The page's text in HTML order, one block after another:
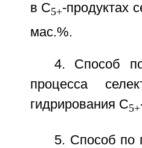
в С5+-продуктах
мас.%.
4. Способ
процесса
гидрирования С5+
5. Способ по